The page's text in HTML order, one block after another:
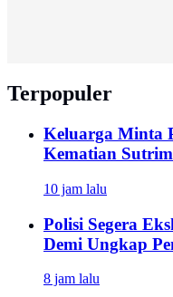
Terpopuler
Keluarga Minta
Kematian
10 jam lalu
Polisi Segera
Demi Ungkap
8 jam lalu